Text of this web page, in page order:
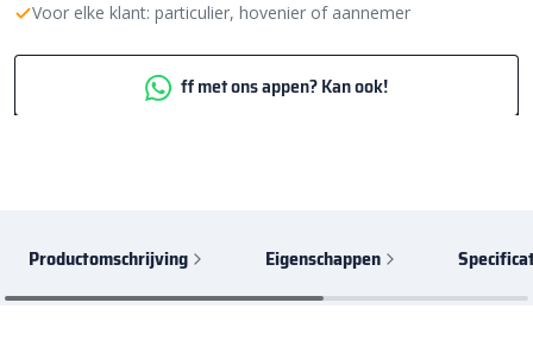
Voor elke klant: particulier, hovenier of aannemer
ff met ons appen? Kan ook!
Productomschrijving Eigenschappen